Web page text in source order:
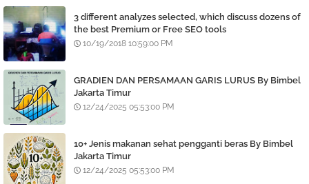
3 different analyzes selected, which discuss dozens of
the best Premium or Free SEO tools
10/19/2018 10:59:00 PM
GRADIEN DAN PERSAMAAN GARIS LURUS By Bimbel
Jakarta Timur
12/24/2025 05:53:00 PM
10+ Jenis makanan sehat pengganti beras By Bimbel
Jakarta Timur
12/24/2025 05:53:00 PM